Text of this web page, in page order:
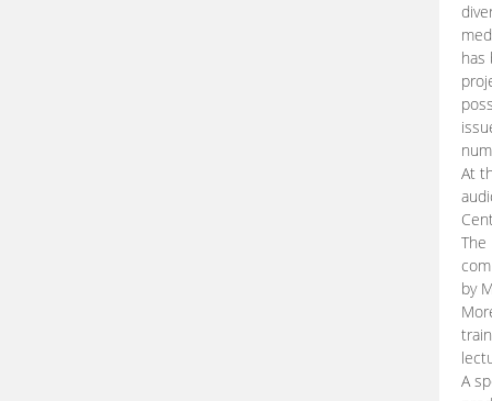
has
At
The
by
A